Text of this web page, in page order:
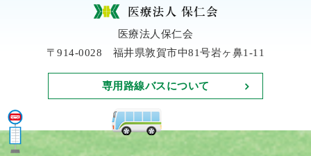
医療法人保仁会
〒914-0028 福井県敦賀市中81号岩ヶ鼻1-11
専用路線バスについて